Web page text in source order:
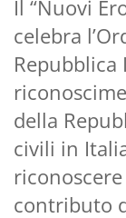
Il “Nuovi
celebra
Repubblica
della
civili in
contributo